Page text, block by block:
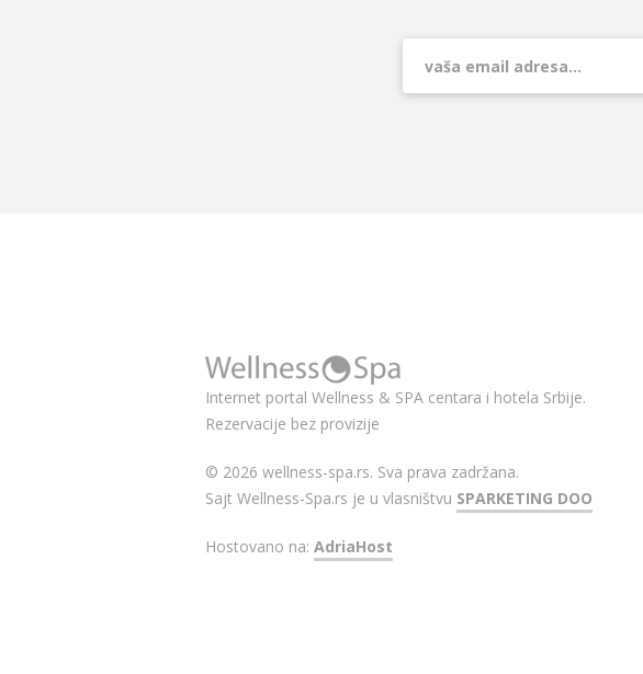
Internet portal Wellness & SPA centara i hotela Srbije.
Rezervacije bez provizije
© 2026 wellness-spa.rs. Sva prava zadržana.
Sajt Wellness-Spa.rs je u vlasništvu SPARKETING DOO
Hostovano na: AdriaHost